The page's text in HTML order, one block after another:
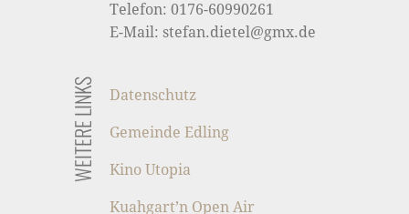
Telefon: 0176-60990261
E-Mail: stefan.dietel@gmx.de
WEITERE LINKS Datenschutz
Gemeinde Edling
Kino Utopia
Kuahgart’n Open Air